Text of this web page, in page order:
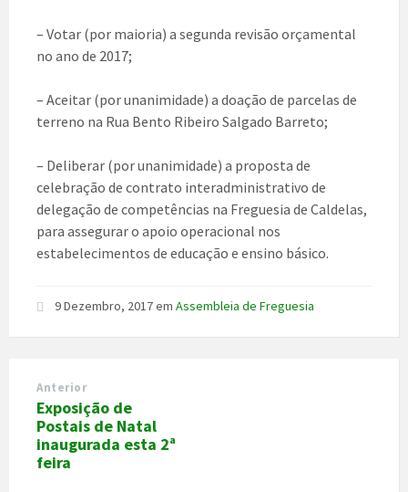
– Votar (por maioria) a segunda revisão orçamental
no ano de 2017;
– Aceitar (por unanimidade) a doação de parcelas de
terreno na Rua Bento Ribeiro Salgado Barreto;
– Deliberar (por unanimidade) a proposta de
celebração de contrato interadministrativo de
delegação de competências na Freguesia de Caldelas,
para assegurar o apoio operacional nos
estabelecimentos de educação e ensino básico.
9 Dezembro, 2017em Assembleia de Freguesia
Anterior
Exposição de
Postais de Natal
inaugurada esta 2ª
feira